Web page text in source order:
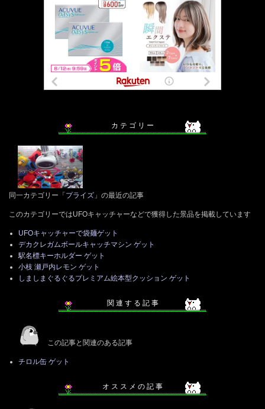
カ テ ゴ リ ー
同一カテゴリー「プライズ 」の最近の記事
このカテゴリーではUFOキャッチャーなどで獲得した景品を掲載しています
UFOキャッチャーで袋麺ゲット
デカクレガムボールキャッチマシン ゲット
駅名標キーホルダー ゲット
小枝 瀬戸内レモン ゲット
しましまぐるぐるプレミアム絵本型クッション ゲット
関 連 す る 記 事
この記事と関連のある記事
チロル缶 ゲット
オ ス ス メ の 記 事